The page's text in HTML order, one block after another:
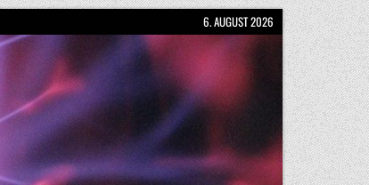
6. AUGUST 2026